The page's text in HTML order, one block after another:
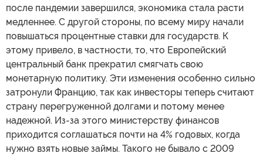
после пандемии завершился, экономика стала расти
медленнее. С другой стороны, по всему миру начали
повышаться процентные ставки для государств. К
этому привело, в частности, то, что Европейский
центральный банк прекратил смягчать свою
монетарную политику. Эти изменения особенно сильно
затронули Францию, так как инвесторы теперь считают
страну перегруженной долгами и потому менее
надежной. Из-за этого министерству финансов
приходится соглашаться почти на 4% годовых, когда
нужно взять новые займы. Такого не бывало с 2009